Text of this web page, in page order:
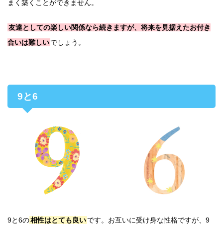
まく築くことができません。
友達としての楽しい関係なら続きますが、将来を見据えたお付き
合いは難しいでしょう。
9と6
9と6の相性はとても良いです。お互いに受け身な性格ですが、9